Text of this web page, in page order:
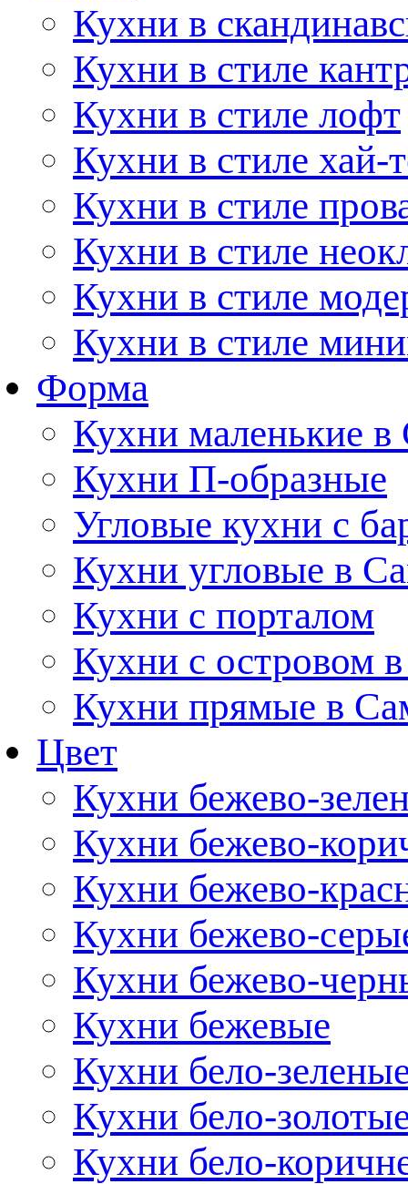
Кухни в
Кухни в стиле
Кухни в стиле лофт
Кухни в стиле хай-
Кухни в стиле
Кухни в стиле
Кухни в стиле
Кухни в стиле
Форма
Кухни маленькие в
Кухни П-образные
Угловые кухни с
Кухни угловые в
Кухни с порталом
Кухни с островом
Кухни прямые в
Цвет
Кухни бежево-
Кухни бежево-
Кухни бежево-
Кухни бежево-
Кухни бежево-
Кухни бежевые
Кухни бело-
Кухни бело-
Кухни бело-